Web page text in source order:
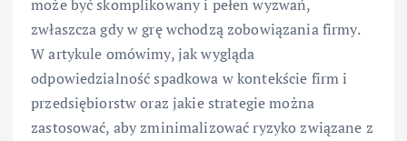
może być skomplikowany i pełen wyzwań,
zwłaszcza gdy w grę wchodzą zobowiązania firmy.
W artykule omówimy, jak wygląda
odpowiedzialność spadkowa w kontekście firm i
przedsiębiorstw oraz jakie strategie można
zastosować, aby zminimalizować ryzyko związane z